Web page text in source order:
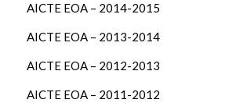
AICTE EOA – 2014-2015
AICTE EOA – 2013-2014
AICTE EOA – 2012-2013
AICTE EOA – 2011-2012